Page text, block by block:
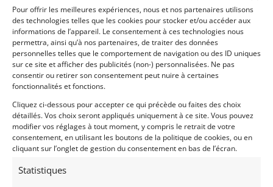
Pour offrir les meilleures expériences, nous et nos partenaires utilisons
des technologies telles que les cookies pour stocker et/ou accéder aux
informations de l’appareil. Le consentement à ces technologies nous
permettra, ainsi qu’à nos partenaires, de traiter des données
personnelles telles que le comportement de navigation ou des ID uniques
sur ce site et afficher des publicités (non-) personnalisées. Ne pas
consentir ou retirer son consentement peut nuire à certaines
fonctionnalités et fonctions.
Cliquez ci-dessous pour accepter ce qui précède ou faites des choix
détaillés. Vos choix seront appliqués uniquement à ce site. Vous pouvez
modifier vos réglages à tout moment, y compris le retrait de votre
consentement, en utilisant les boutons de la politique de cookies, ou en
cliquant sur l’onglet de gestion du consentement en bas de l’écran.
Statistiques